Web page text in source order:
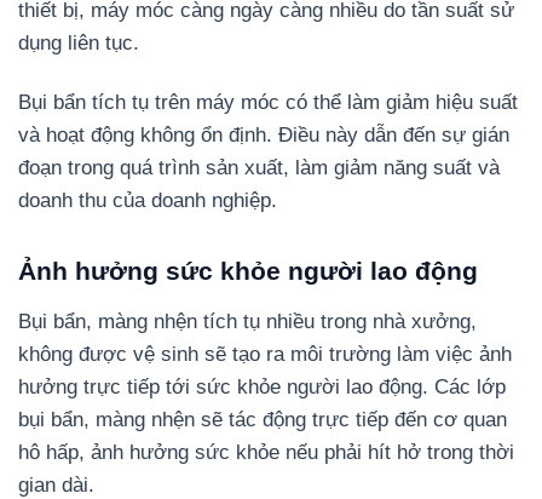
thiết bị, máy móc càng ngày càng nhiều do tần suất sử
dụng liên tục.
Bụi bẩn tích tụ trên máy móc có thể làm giảm hiệu suất
và hoạt động không ổn định. Điều này dẫn đến sự gián
đoạn trong quá trình sản xuất, làm giảm năng suất và
doanh thu của doanh nghiệp.
Ảnh hưởng sức khỏe người lao động
Bụi bẩn, màng nhện tích tụ nhiều trong nhà xưởng,
không được vệ sinh sẽ tạo ra môi trường làm việc ảnh
hưởng trực tiếp tới sức khỏe người lao động. Các lớp
bụi bẩn, màng nhện sẽ tác động trực tiếp đến cơ quan
hô hấp, ảnh hưởng sức khỏe nếu phải hít hở trong thời
gian dài.